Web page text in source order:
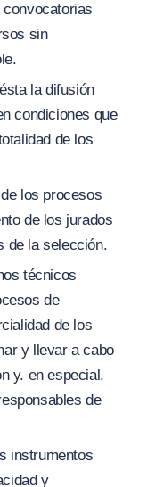
sin
la difusión
condiciones que
de los
los procesos
de los jurados
de la selección.
técnicos
de
de los
y llevar a cabo
y. en especial.
de
instrumentos
y